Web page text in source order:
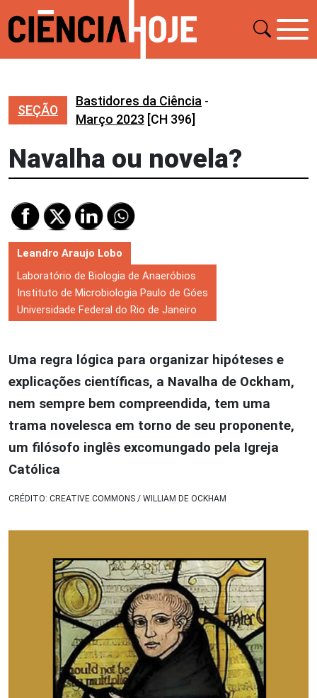
SEÇÃO
Bastidores da Ciência -
Março 2023 [CH 396]
Navalha ou novela?
Leandro Araujo Lobo
Laboratório de Biologia de Anaeróbios
Instituto de Microbiologia Paulo de Góes
Universidade Federal do Rio de Janeiro
Uma regra lógica para organizar hipóteses e
explicações científicas, a Navalha de Ockham,
nem sempre bem compreendida, tem uma
trama novelesca em torno de seu proponente,
um filósofo inglês excomungado pela Igreja
Católica
CRÉDITO: CREATIVE COMMONS / WILLIAM DE OCKHAM